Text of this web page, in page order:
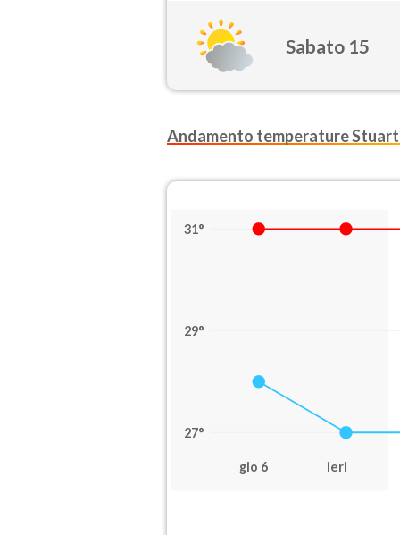
Sabato 15
Andamento temperature Stuart
31°
29°
27°
gio 6 ieri